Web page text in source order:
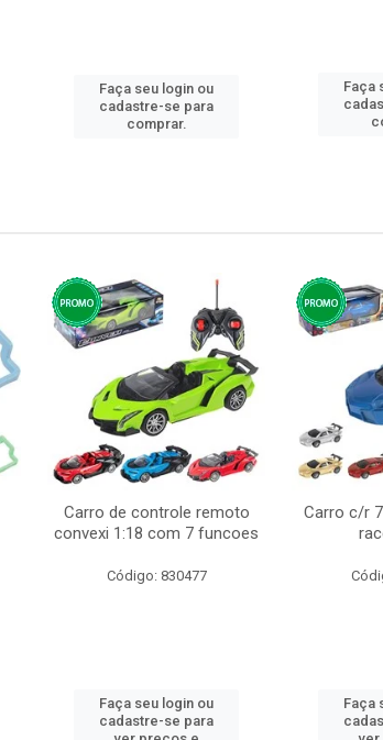
Faça seu login ou
cadastre-se para
comprar.
Faça
Carro de controle remoto
convexi 1:18 com 7 funcoes
Código: 830477
Faça seu login ou
cadastre-se para
Carro c/r
Faça